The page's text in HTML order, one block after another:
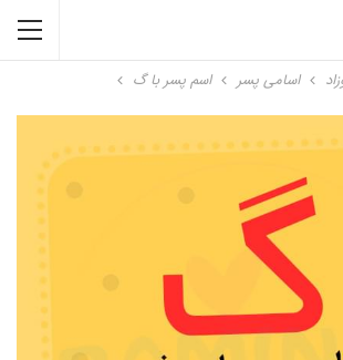
اسامی پسر اسم پسر با گ